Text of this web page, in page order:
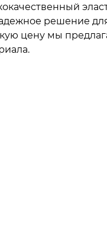
решение
цену мы